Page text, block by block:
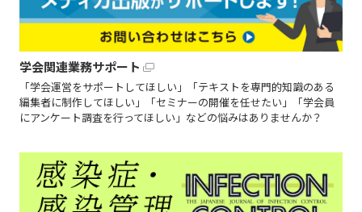
学会関連業務サポート
「学会運営をサポートしてほしい」「テキストを専門的知識のある
編集者に制作してほしい」「セミナーの開催を任せたい」「学会員
にアンケート調査を行ってほしい」などの悩みはありませんか？